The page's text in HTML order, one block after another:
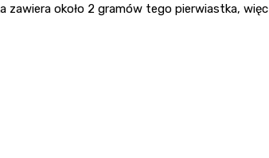
zawiera około 2 gramów tego pierwiastka, więc